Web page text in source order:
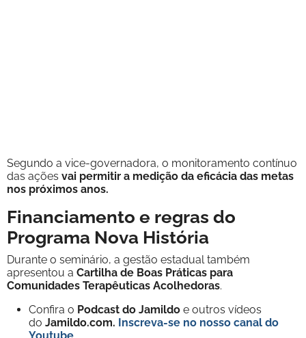
Segundo a vice-governadora, o monitoramento contínuo
das ações vai permitir a medição da eficácia das metas
nos próximos anos.
Financiamento e regras do
Programa Nova História
Durante o seminário, a gestão estadual também
apresentou a Cartilha de Boas Práticas para
Comunidades Terapêuticas Acolhedoras.
Confira o Podcast do Jamildo e outros vídeos
do Jamildo.com. Inscreva-se no nosso canal do